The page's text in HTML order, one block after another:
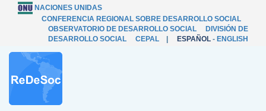
NACIONES UNIDAS
CONFERENCIA REGIONAL SOBRE DESARROLLO SOCIAL
OBSERVATORIO DE DESARROLLO SOCIAL
DIVISIÓN DE
DESARROLLO SOCIAL
CEPAL ESPAÑOL - ENGLISH